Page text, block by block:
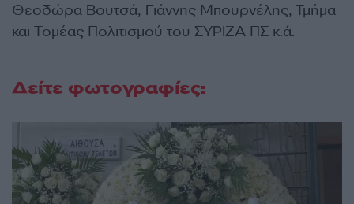
Θεοδώρα Βουτσά, Γιάννης Μπουρνέλης, Τμήμα
και Τομέας Πολιτισμού του ΣΥΡΙΖΑ ΠΣ κ.ά.
Δείτε φωτογραφίες: